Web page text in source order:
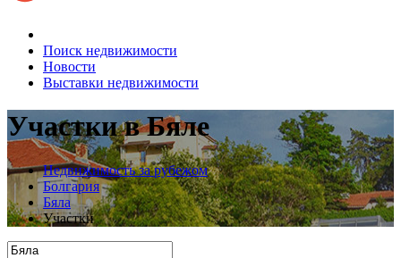
Поиск недвижимости
Новости
Выставки недвижимости
Участкив Бяле
Недвижимость за рубежом
Болгария
Бяла
Участки